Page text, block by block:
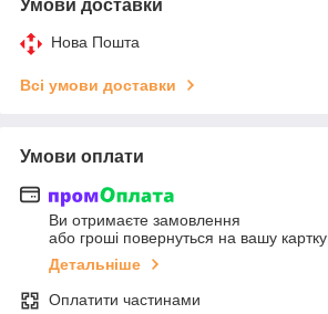
Умови доставки
Нова Пошта
Всі умови доставки
Умови оплати
Ви отримаєте замовлення
або гроші повернуться на вашу картку
Детальніше
Оплатити частинами